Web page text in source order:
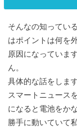
そんなの知ってい
はポイントは何を
原因になっていま
ん。
具体的な話をします
スマートニュース
になると電池をか
勝手に動いていて